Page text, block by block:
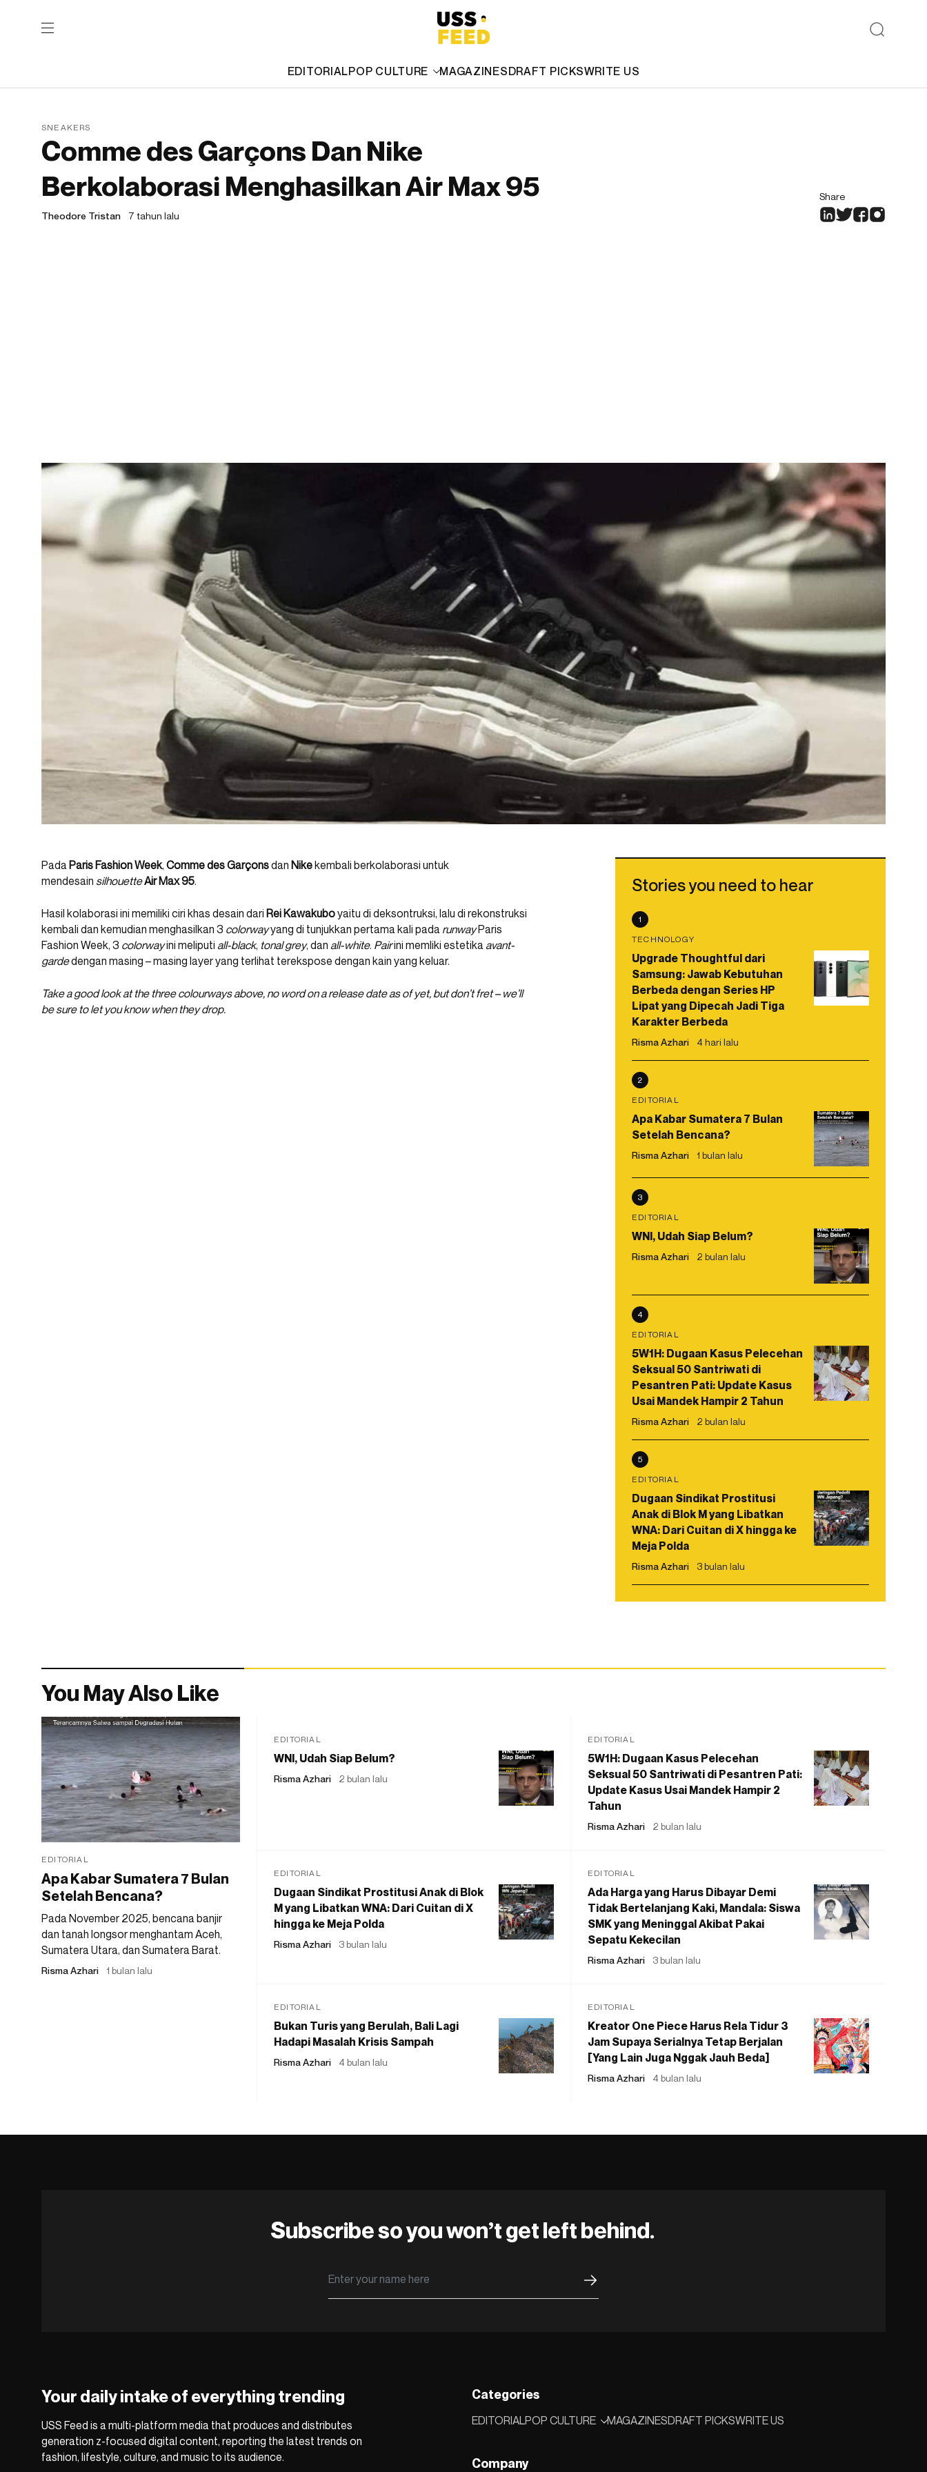
EDITORIALPOP CULTURE MAGAZINESDRAFT PICKSWRITE US
SNEAKERS
Comme des Garçons Dan Nike
Berkolaborasi Menghasilkan Air Max 95
Theodore Tristan 7 tahun lalu
Share
Pada Paris Fashion Week, Comme des Garçonsdan Nikekembali berkolaborasi untuk
mendesain silhouetteAir Max 95.
Hasil kolaborasi ini memiliki ciri khas desain dari Rei Kawakuboyaitu di deksontruksi, lalu di rekonstruksi
kembali dan kemudian menghasilkan 3 colorwayyang di tunjukkan pertama kali pada runwayParis
Fashion Week, 3 colorwayini meliputi all-black, tonal grey, dan all-white. Pairini memliki estetikaavant-
gardedengan masing – masing layer yang terlihat terekspose dengan kain yang keluar.
Take a good look at the three colourways above, no word on a release date as of yet, but don’t fret – we’ll
be sure to let you know when they drop.
Stories you need to hear
1
TECHNOLOGY
Upgrade Thoughtful dari
Samsung: Jawab Kebutuhan
Berbeda dengan Series HP
Lipat yang Dipecah Jadi Tiga
Karakter Berbeda
Risma Azhari 4 hari lalu
2
EDITORIAL
Apa Kabar Sumatera 7 Bulan
Setelah Bencana?
Risma Azhari 1 bulan lalu
3
EDITORIAL
WNI, Udah Siap Belum?
Risma Azhari 2 bulan lalu
4
EDITORIAL
5W1H: Dugaan Kasus Pelecehan
Seksual 50 Santriwati di
Pesantren Pati: Update Kasus
Usai Mandek Hampir 2 Tahun
Risma Azhari 2 bulan lalu
5
EDITORIAL
Dugaan Sindikat Prostitusi
Anak di Blok M yang Libatkan
WNA: Dari Cuitan di X hingga ke
Meja Polda
Risma Azhari 3 bulan lalu
You May Also Like
EDITORIAL
Apa Kabar Sumatera 7 Bulan
Setelah Bencana?
Pada November 2025, bencana banjir
dan tanah longsor menghantam Aceh,
Sumatera Utara, dan Sumatera Barat.
Risma Azhari 1 bulan lalu
EDITORIAL
WNI, Udah Siap Belum?
Risma Azhari 2 bulan lalu
EDITORIAL
5W1H: Dugaan Kasus Pelecehan
Seksual 50 Santriwati di Pesantren Pati:
Update Kasus Usai Mandek Hampir 2
Tahun
Risma Azhari 2 bulan lalu
EDITORIAL
Dugaan Sindikat Prostitusi Anak di Blok
M yang Libatkan WNA: Dari Cuitan di X
hingga ke Meja Polda
Risma Azhari 3 bulan lalu
EDITORIAL
Ada Harga yang Harus Dibayar Demi
Tidak Bertelanjang Kaki, Mandala: Siswa
SMK yang Meninggal Akibat Pakai
Sepatu Kekecilan
Risma Azhari 3 bulan lalu
EDITORIAL
Bukan Turis yang Berulah, Bali Lagi
Hadapi Masalah Krisis Sampah
Risma Azhari 4 bulan lalu
EDITORIAL
Kreator One Piece Harus Rela Tidur 3
Jam Supaya Serialnya Tetap Berjalan
[Yang Lain Juga Nggak Jauh Beda]
Risma Azhari 4 bulan lalu
Subscribe so you won’t get left behind.
Your daily intake of everything trending
USS Feed is a multi-platform media that produces and distributes
generation z-focused digital content, reporting the latest trends on
fashion, lifestyle, culture, and music to its audience.
Categories
EDITORIALPOP CULTURE MAGAZINESDRAFT PICKSWRITE US
Company